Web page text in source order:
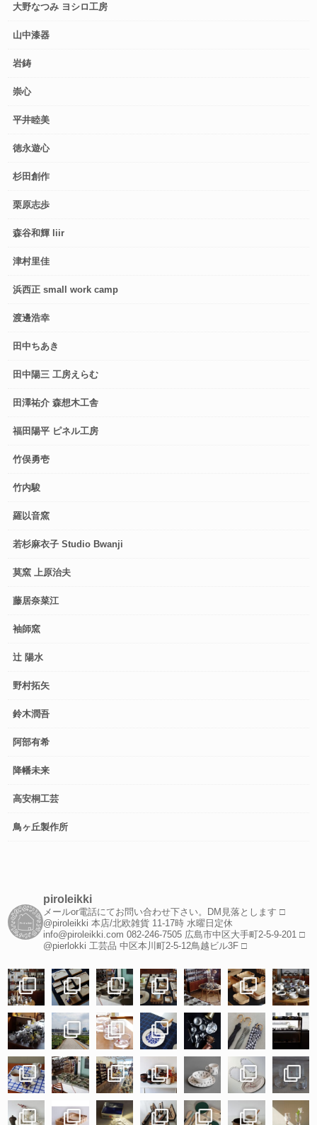
大野なつみ ヨシロ工房
山中漆器
岩鋳
崇心
平井睦美
徳永遊心
杉田創作
栗原志歩
森谷和輝 liir
津村里佳
浜西正 small work camp
渡邊浩幸
田中ちあき
田中陽三 工房えらむ
田澤祐介 森想木工舎
福田陽平 ピネル工房
竹俣勇壱
竹内駿
羅以音窯
若杉麻衣子 Studio Bwanji
莫窯 上原治夫
藤居奈菜江
袖師窯
辻 陽水
野村拓矢
鈴木潤吾
阿部有希
降幡未来
高安桐工芸
鳥ヶ丘製作所
piroleikki
メールor電話にてお問い合わせ下さい。DM見落とします □
@piroleikki 本店/北欧雑貨 11-17時 水曜日定休
info@piroleikki.com 082-246-7505 広島市中区大手町2-5-9-201 □
@pierlokki 工芸品 中区本川町2-5-12鳥越ビル3F □